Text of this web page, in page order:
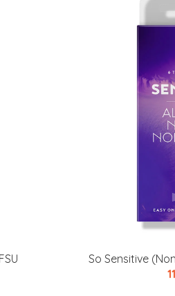
So Sensitive